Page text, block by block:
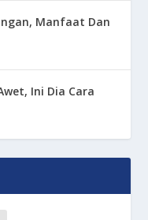
Manfaat Dan
Ini Dia Cara